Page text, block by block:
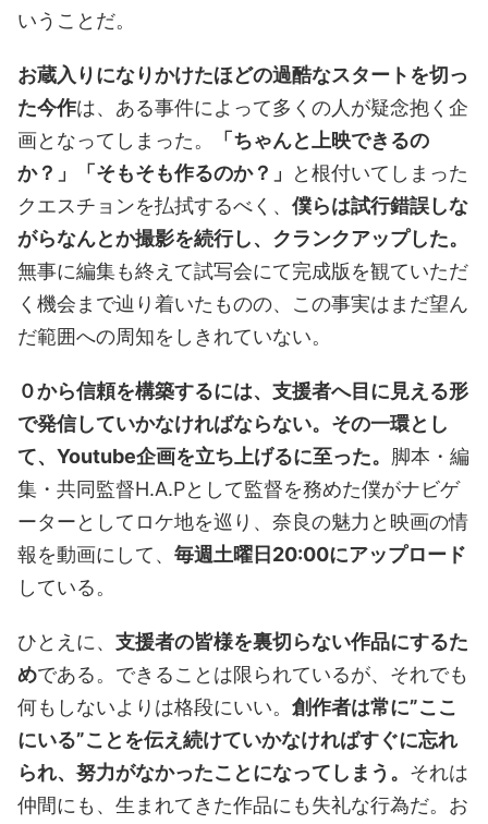
いうことだ。
お蔵入りになりかけたほどの過酷なスタートを切っ
た今作は、ある事件によって多くの人が疑念抱く企
画となってしまった。
「ちゃんと上映できるの
か？」「そもそも作るのか？」
と根付いてしまった
クエスチョンを払拭するべく、 僕らは試行錯誤しな
がらなんとか撮影を続行し、クランクアップした。
無事に編集も終えて試写会にて完成版を観ていただ
く機会まで辿り着いたものの、この事実はまだ望ん
だ範囲への周知をしきれていない。
０から信頼を構築するには、支援者へ目に見える形
で発信していかなければならない。その一環とし
て、Youtube企画を立ち上げるに至った。 脚本・編
集・共同監督H.A.Pとして監督を務めた僕がナビゲ
ーターとしてロケ地を巡り、奈良の魅力と映画の情
報を動画にして、 毎週土曜日20:00にアップロード
している。
ひとえに、 支援者の皆様を裏切らない作品にするた
めである。できることは限られているが、それでも
何もしないよりは格段にいい。 創作者は常に”ここ
にいる”ことを伝え続けていかなければすぐに忘れ
られ、努力がなかったことになってしまう。 それは
仲間にも、生まれてきた作品にも失礼な行為だ。お